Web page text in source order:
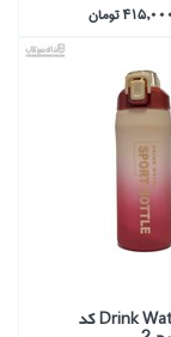
تومان
قمقمه Drink Water كد